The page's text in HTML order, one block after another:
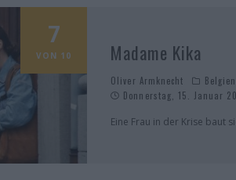
7
VON 10 Madame Kika
Oliver Armknecht Belgien
Donnerstag, 15. Januar
Eine Frau in der Krise baut